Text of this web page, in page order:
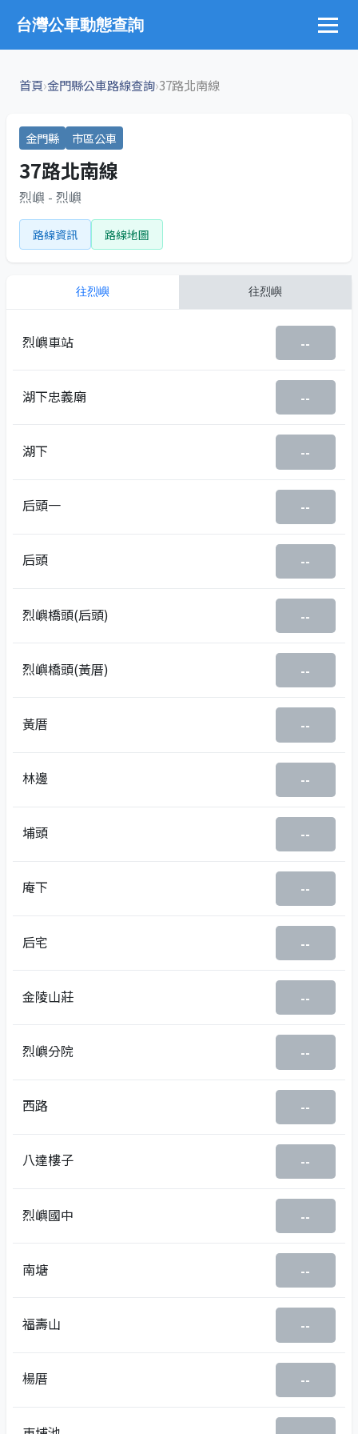
台灣公車動態查詢
首頁›金門縣公車路線查詢›37路北南線
金門縣 市區公車
37路北南線
烈嶼 - 烈嶼
路線資訊 路線地圖
往烈嶼 往烈嶼
烈嶼車站 --
湖下忠義廟 --
湖下 --
后頭一 --
后頭 --
烈嶼橋頭(后頭) --
烈嶼橋頭(黃厝) --
黃厝 --
林邊 --
埔頭 --
庵下 --
后宅 --
金陵山莊 --
烈嶼分院 --
西路 --
八達樓子 --
烈嶼國中 --
南塘 --
福壽山 --
楊厝 --